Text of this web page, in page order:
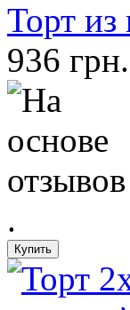
Торт
936 грн.